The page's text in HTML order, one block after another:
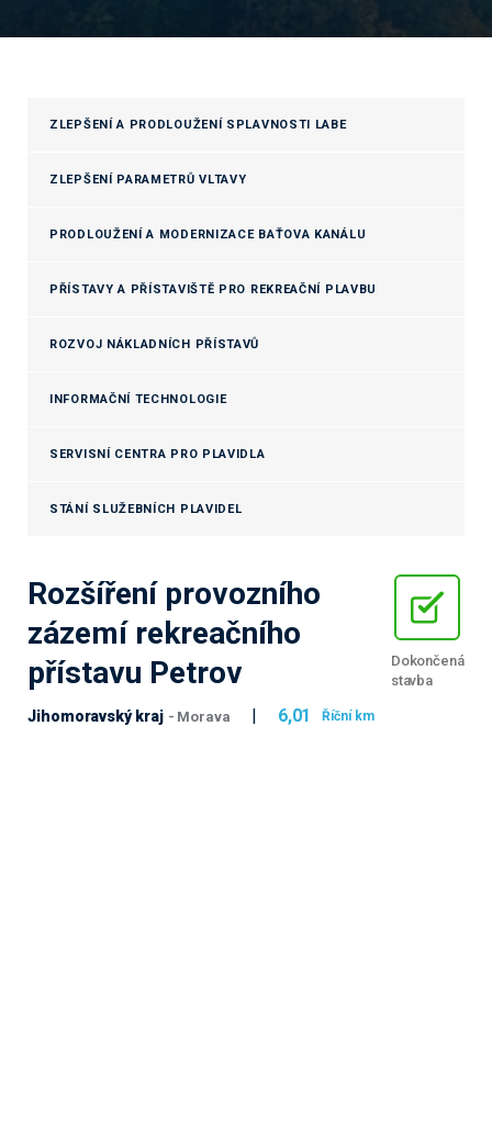
ZLEPŠENÍ A PRODLOUŽENÍ SPLAVNOSTI LABE
ZLEPŠENÍ PARAMETRŮ VLTAVY
PRODLOUŽENÍ A MODERNIZACE BAŤOVA KANÁLU
PŘÍSTAVY A PŘÍSTAVIŠTĚ PRO REKREAČNÍ PLAVBU
ROZVOJ NÁKLADNÍCH PŘÍSTAVŮ
INFORMAČNÍ TECHNOLOGIE
SERVISNÍ CENTRA PRO PLAVIDLA
STÁNÍ SLUŽEBNÍCH PLAVIDEL
Rozšíření provozního
zázemí rekreačního
přístavu Petrov
Jihomoravský kraj - Morava 6,01 Říční km
Dokončená
stavba